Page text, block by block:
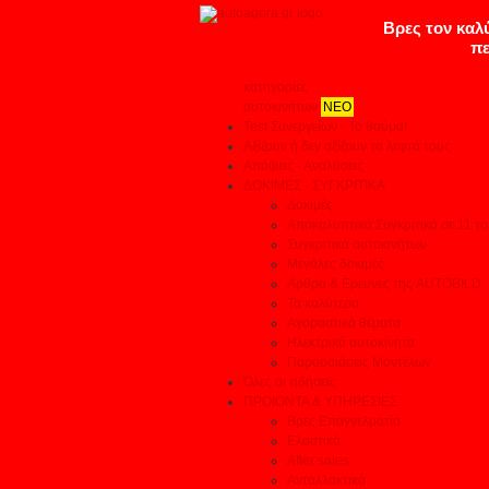
κατηγορίες
αυτοκινήτων ΝΕΟ
Test Συνεργείων - Το θαύμα!
Αξίζουν ή δεν αξίζουν τα λεφτά τους
Απόψεις - Αναλύσεις
ΔΟΚΙΜΕΣ - ΣΥΓΚΡΙΤΙΚΑ
Δοκιμές
Αποκαλυπτικά Συγκριτικά σε 11
Συγκριτικά αυτοκινήτων
Μεγάλες δοκιμές
Αρθρα & Ερευνες της AUTOBILD
Τα καλύτερα
Αγοραστικά θέματα
Ηλεκτρικά αυτοκίνητα
Παρουσιάσεις Μοντέλων
Όλες οι ειδήσεις
ΠΡΟΙΟΝΤΑ & ΥΠΗΡΕΣΙΕΣ
Βρες Επαγγελματία
Ελαστικά
After sales
Ανταλλακτικά